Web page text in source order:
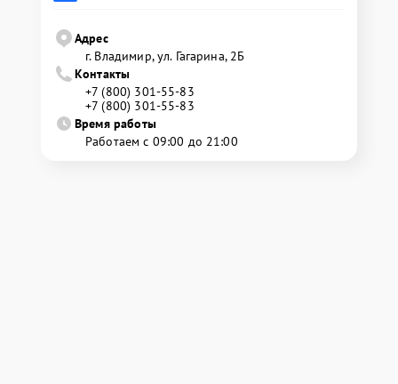
Адрес
г. Владимир, ул. Гагарина, 2Б
Контакты
+7 (800) 301-55-83
+7 (800) 301-55-83
Время работы
Работаем с 09:00 до 21:00